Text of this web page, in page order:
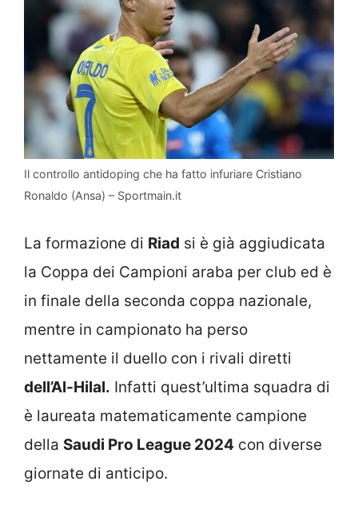
Il controllo antidoping che ha fatto infuriare Cristiano
Ronaldo (Ansa) – Sportmain.it
La formazione di Riad si è già aggiudicata
la Coppa dei Campioni araba per club ed è
in finale della seconda coppa nazionale,
mentre in campionato ha perso
nettamente il duello con i rivali diretti
dell’Al-Hilal. Infatti quest’ultima squadra di
è laureata matematicamente campione
della Saudi Pro League 2024 con diverse
giornate di anticipo.